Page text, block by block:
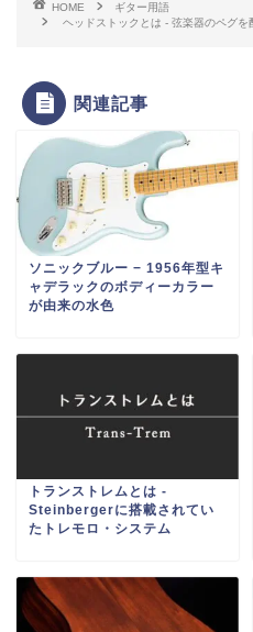
HOME
ギター用語
ヘッドストックとは ‐ 弦楽器のペグ
関連記事
ソニックブルー − 1956年型キ
ャデラックのボディーカラー
が由来の水色
トランストレムとは ‐
Steinbergerに搭載されてい
たトレモロ・システム